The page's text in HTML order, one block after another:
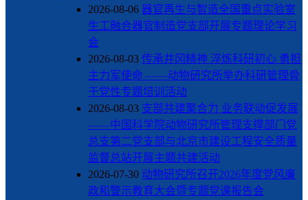
2026-08-06 器官再生与智造全国重点实验室
生工融合器官制造党支部开展专题理论学习
会
2026-08-03 传承井冈精神 淬炼科研初心 勇担
主力军使命 ——动物研究所举办科研管理骨
干党性专题培训活动
2026-08-03 支部共建聚合力 业务联动促发展
——中国科学院动物研究所管理支撑部门党
总支第二党支部与北京市建设工程安全质量
监督总站开展主题共建活动
2026-07-30 动物研究所召开2026年度党风廉
政和警示教育大会暨专题党课报告会